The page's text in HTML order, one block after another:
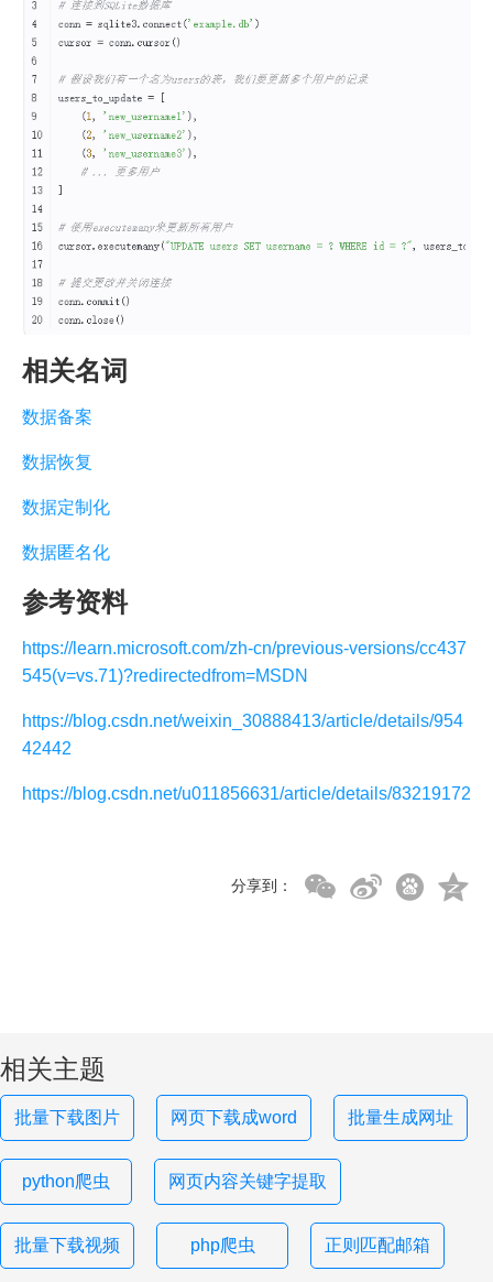
相关名词
数据备案
数据恢复
数据定制化
数据匿名化
参考资料
https://learn.microsoft.com/zh-cn/previous-versions/cc437
545(v=vs.71)?redirectedfrom=MSDN
https://blog.csdn.net/weixin_30888413/article/details/954
42442
https://blog.csdn.net/u011856631/article/details/83219172
分享到：
相关主题
批量下载图片 网页下载成word 批量生成网址
python爬虫 网页内容关键字提取
批量下载视频 php爬虫 正则匹配邮箱